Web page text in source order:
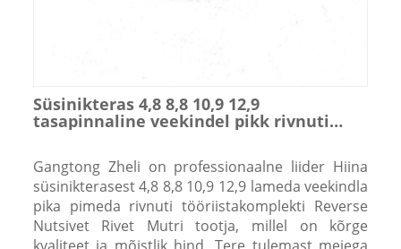
Süsinikteras 4,8 8,8 10,9 12,9
tasapinnaline veekindel pikk rivnuti
needi mutter
Gangtong Zheli on professionaalne liider Hiina
süsinikterasest 4,8 8,8 10,9 12,9 lameda veekindla
pika pimeda rivnuti tööriistakomplekti Reverse
Nutsivet Rivet Mutri tootja, millel on kõrge